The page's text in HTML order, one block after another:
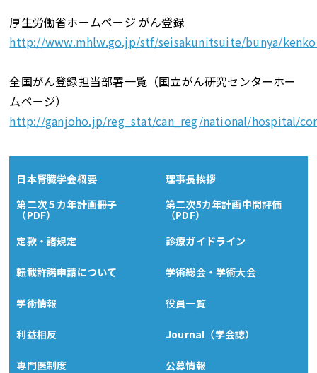
日本腎臓学会概要
理事長挨拶
第二次５カ年計画冊子
（PDF）
第二次5カ年計画中間評価
（PDF）
定款・諸規定
診療ガイドライン
転載許諾申請について 学術総会・学術大会
学術情報 役員一覧
利益相反 Journal（学会誌）
専門医制度 公募情報
厚生労働省ホームページ がん登録
http://www.mhlw.go.jp/stf/seisakunitsuite/bunya/
全国がん登録担当部署一覧（国立がん研究センターホー
ムページ）
http://ganjoho.jp/reg_stat/can_reg/national/hospital/